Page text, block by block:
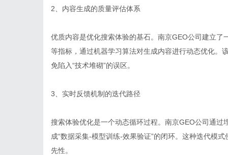
2、内容生成的质量评估体系
优质内容是优化搜索体验的基石。南京GEO公司建立
等指标，通过机器学习算法对生成内容进行动态优化。
免陷入“技术堆砌”的误区。
3、实时反馈机制的迭代路径
搜索体验优化是一个动态循环过程。南京GEO公司通
成“数据采集-模型训练-效果验证”的闭环。这种迭代模
先性。